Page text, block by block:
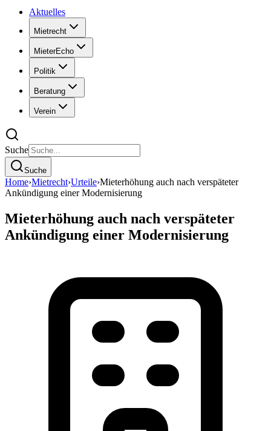
Aktuelles
Mietrecht
MieterEcho
Politik
Beratung
Verein
Suche
Suche
Home›Mietrecht›Urteile›Mieterhöhung auch nach verspäteter
Ankündigung einer Modernisierung
Mieterhöhung auch nach verspäteter
Ankündigung einer Modernisierung